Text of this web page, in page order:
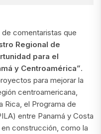
comentaristas que
Regional de
para el
y Centroamérica”.
para mejorar la
centroamericana,
Rica, el Programa de
entre Panamá y Costa
construcción, como la